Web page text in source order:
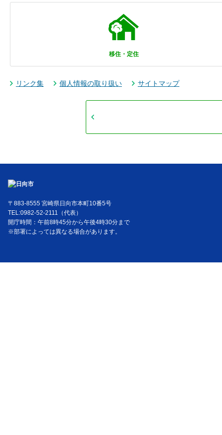
移住・定住
リンク集 個人情報の取り扱い サイトマップ
〒883-8555 宮崎県日向市本町10番5号
TEL:0982-52-2111（代表）
開庁時間：午前8時45分から午後4時30分まで
※部署によっては異なる場合があります。